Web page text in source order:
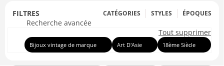
FILTRES CATÉGORIES STYLES ÉPOQUES
Recherche avancée
Tout supprimer
Bijoux vintage de marque Art D'Asie 18ème Siècle